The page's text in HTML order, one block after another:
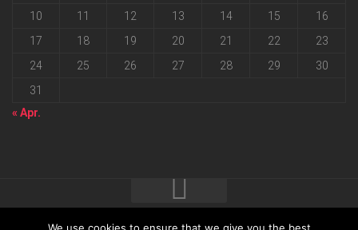
10
11 12 13 14 15
16
17
18 19 20 21 22
23
24
25 26 27 28 29
30
31
« Apr.